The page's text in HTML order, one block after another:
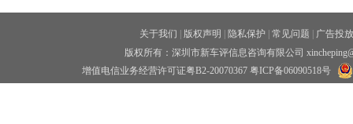
关于我们 版权声明 隐私保护 常见问题
广告投放
版权所有：深圳市新车评信息咨询有限公司
增值电信业务经营许可证粤B2-20070367 粤ICP备06090518号